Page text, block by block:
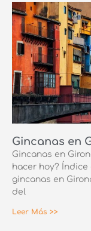
Gincanas en
Gincanas en
hacer hoy?
gincanas en
del
Leer Más >>